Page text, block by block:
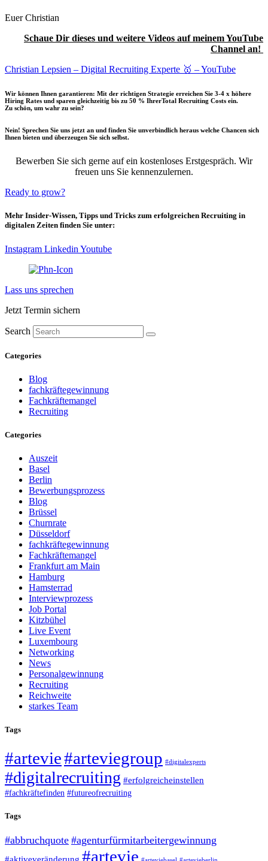
Euer Christian
Schaue Dir dieses und weitere Videos auf meinem YouTube
Channel an!
Christian Lepsien – Digital Recruiting Experte 🥇 – YouTube
Wir können Ihnen garantieren: Mit der richtigen Strategie erreichen Sie 3-4 x höhere
Hiring Rates und sparen gleichzeitig bis zu 50 % IhrerTotal Recruiting Costs ein.
Zu schön, um wahr zu sein?
Nein! Sprechen Sie uns jetzt an und finden Sie unverbindlich heraus welche Chancen sich
Ihnen bieten und überzeugen Sie sich selbst.
Bewerben Sie sich gerne auf ein kostenloses Erstgespräch. Wir
freuen uns Sie kennenzulernen.
Ready to grow?
Mehr Insider-Wissen, Tipps und Tricks zum erfolgreichen Recruiting in
digitalen Zeiten finden Sie unter:
Instagram Linkedin Youtube
Lass uns sprechen
Jetzt Termin sichern
Search
Categories
Blog
fachkräftegewinnung
Fachkräftemangel
Recruiting
Categories
Auszeit
Basel
Berlin
Bewerbungsprozess
Blog
Brüssel
Churnrate
Düsseldorf
fachkräftegewinnung
Fachkräftemangel
Frankfurt am Main
Hamburg
Hamsterrad
Interviewprozess
Job Portal
Kitzbühel
Live Event
Luxembourg
Networking
News
Personalgewinnung
Recruiting
Reichweite
starkes Team
Tags
#artevie#arteviegroup #digitalexperts
#digitalrecruiting #erfolgreicheinstellen
#fachkräftefinden #futureofrecruiting
Tags
#abbruchquote #agenturfürmitarbeitergewinnung
#aktiveveränderung #artevie